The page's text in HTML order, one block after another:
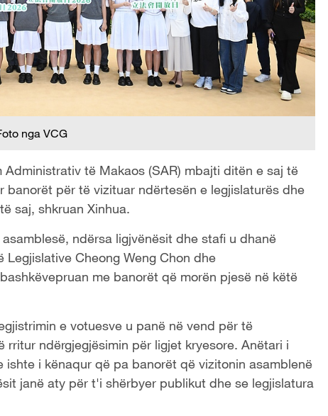
nga VCG
të Makaos (SAR) mbajti ditën e saj të
për të vizituar ndërtesën e legjislaturës dhe
saj, shkruan Xinhua.
ndërsa ligjvënësit dhe stafi u dhanë
Cheong Weng Chon dhe
me banorët që morën pjesë në këtë
e votuesve u panë në vend për të
ndërgjegjësimin për ligjet kryesore. Anëtari i
i kënaqur që pa banorët që vizitonin asamblenë
janë aty për t'i shërbyer publikut dhe se legjislatura